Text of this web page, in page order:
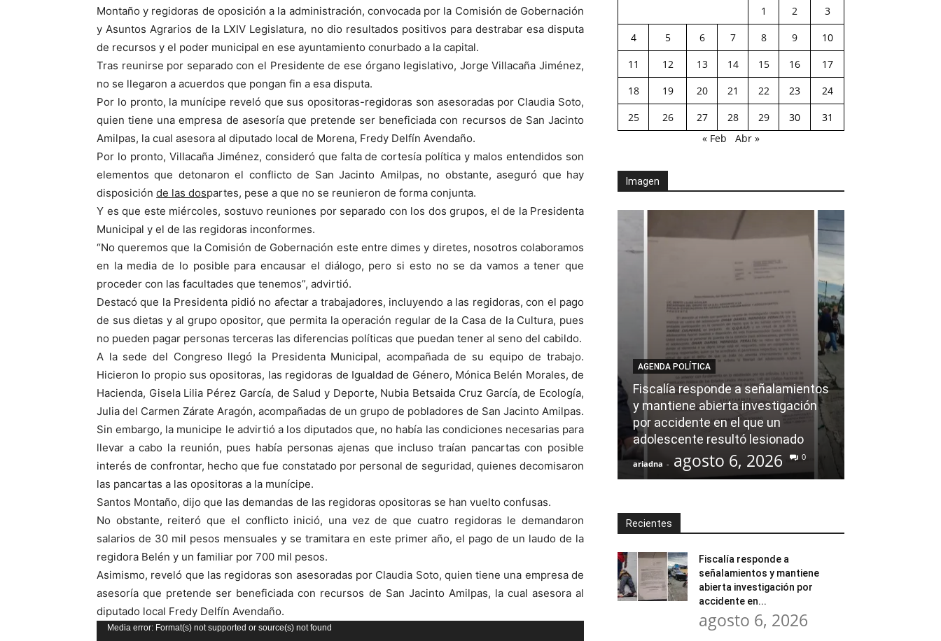
Montaño y regidoras de oposición a la administración, convocada por la Comisión de Gobernación
y Asuntos Agrarios de la LXIV Legislatura, no dio resultados positivos para destrabar esa disputa
de recursos y el poder municipal en ese ayuntamiento conurbado a la capital.
Tras reunirse por separado con el Presidente de ese órgano legislativo, Jorge Villacaña Jiménez,
no se llegaron a acuerdos que pongan fin a esa disputa.
Por lo pronto, la munícipe reveló que sus opositoras-regidoras son asesoradas por Claudia Soto,
quien tiene una empresa de asesoría que pretende ser beneficiada con recursos de San Jacinto
Amilpas, la cual asesora al diputado local de Morena, Fredy Delfín Avendaño.
Por lo pronto, Villacaña Jiménez, consideró que falta de cortesía política y malos entendidos son
elementos que detonaron el conflicto de San Jacinto Amilpas, no obstante, aseguró que hay
disposición de las dospartes, pese a que no se reunieron de forma conjunta.
Y es que este miércoles, sostuvo reuniones por separado con los dos grupos, el de la Presidenta
Municipal y el de las regidoras inconformes.
“No queremos que la Comisión de Gobernación este entre dimes y diretes, nosotros colaboramos
en la media de lo posible para encausar el diálogo, pero si esto no se da vamos a tener que
proceder con las facultades que tenemos”, advirtió.
Destacó que la Presidenta pidió no afectar a trabajadores, incluyendo a las regidoras, con el pago
de sus dietas y al grupo opositor, que permita la operación regular de la Casa de la Cultura, pues
no pueden pagar personas terceras las diferencias políticas que puedan tener al seno del cabildo.
A la sede del Congreso llegó la Presidenta Municipal, acompañada de su equipo de trabajo.
Hicieron lo propio sus opositoras, las regidoras de Igualdad de Género, Mónica Belén Morales, de
Hacienda, Gisela Lilia Pérez García, de Salud y Deporte, Nubia Betsaida Cruz García, de Ecología,
Julia del Carmen Zárate Aragón, acompañadas de un grupo de pobladores de San Jacinto Amilpas.
Sin embargo, la municipe le advirtió a los diputados que, no había las condiciones necesarias para
llevar a cabo la reunión, pues había personas ajenas que incluso traían pancartas con posible
interés de confrontar, hecho que fue constatado por personal de seguridad, quienes decomisaron
las pancartas a las opositoras a la munícipe.
Santos Montaño, dijo que las demandas de las regidoras opositoras se han vuelto confusas.
No obstante, reiteró que el conflicto inició, una vez de que cuatro regidoras le demandaron
salarios de 30 mil pesos mensuales y se tramitara en este primer año, el pago de un laudo de la
regidora Belén y un familiar por 700 mil pesos.
Asimismo, reveló que las regidoras son asesoradas por Claudia Soto, quien tiene una empresa de
asesoría que pretende ser beneficiada con recursos de San Jacinto Amilpas, la cual asesora al
diputado local Fredy Delfín Avendaño.
Reproductor
Media error: Format(s) not supported or source(s) not found
1 2
3
4
5 6 7 8 9
10
11
12 13 14 15 16
17
18
19 20 21 22 23
24
25
26 27 28 29 30
31
« Feb
Abr »
Imagen
AGENDA POLÍTICA
Fiscalía responde a señalamientos
y mantiene abierta investigación
por accidente en el que un
adolescente resultó lesionado
ariadna - agosto 6, 2026 0
Recientes
Fiscalía responde a
señalamientos y mantiene
abierta investigación por
accidente en...
agosto 6, 2026